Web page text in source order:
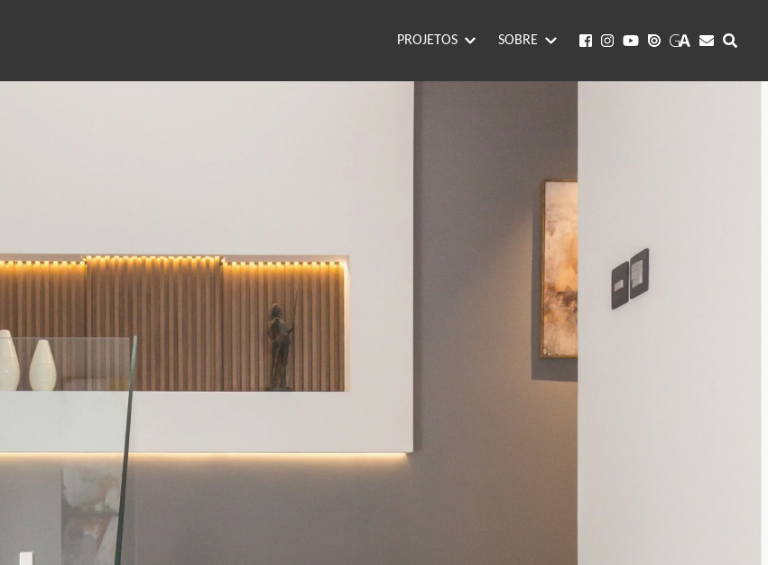
PROJETOS SOBRE